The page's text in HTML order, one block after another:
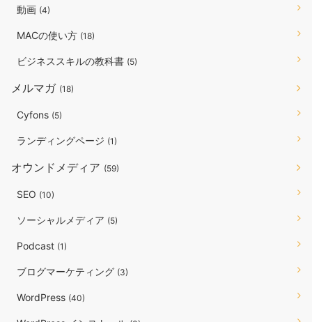
動画 (4)
MACの使い方 (18)
ビジネススキルの教科書 (5)
メルマガ (18)
Cyfons (5)
ランディングページ (1)
オウンドメディア (59)
SEO (10)
ソーシャルメディア (5)
Podcast (1)
ブログマーケティング (3)
WordPress (40)